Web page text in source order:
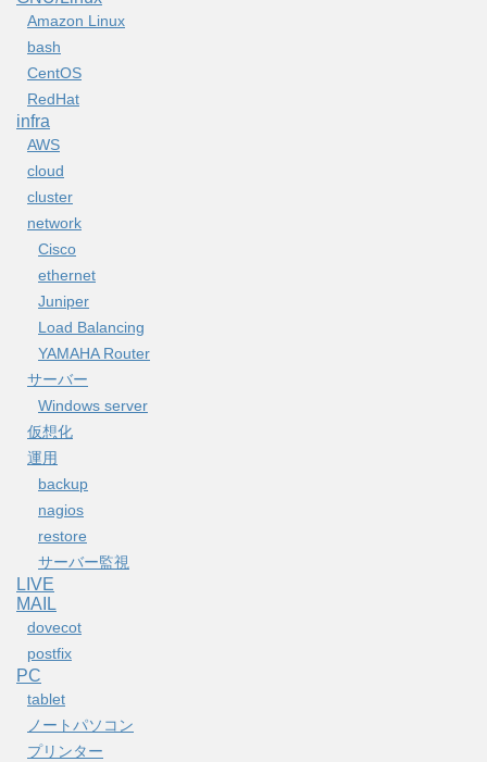
Amazon Linux
bash
CentOS
RedHat
infra
AWS
cloud
cluster
network
Cisco
ethernet
Juniper
Load Balancing
YAMAHA Router
サーバー
Windows server
仮想化
運用
backup
nagios
restore
サーバー監視
LIVE
MAIL
dovecot
postfix
PC
tablet
ノートパソコン
プリンター